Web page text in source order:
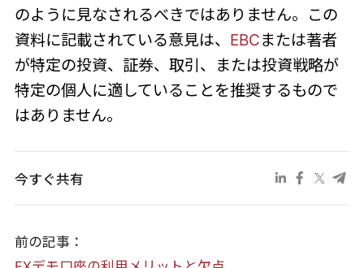
のように見なされるべきではありません。この
資料に記載されている意見は、 EBCまたは著者
が特定の投資、証券、取引、または投資戦略が
特定の個人に適していることを推奨するもので
はありません。
今すぐ共有
前の記事：